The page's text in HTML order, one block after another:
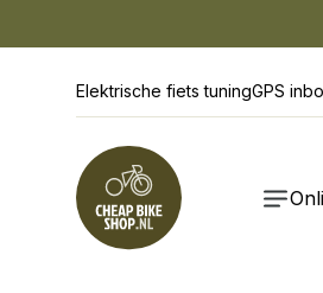
Elektrische fiets tuningGPS